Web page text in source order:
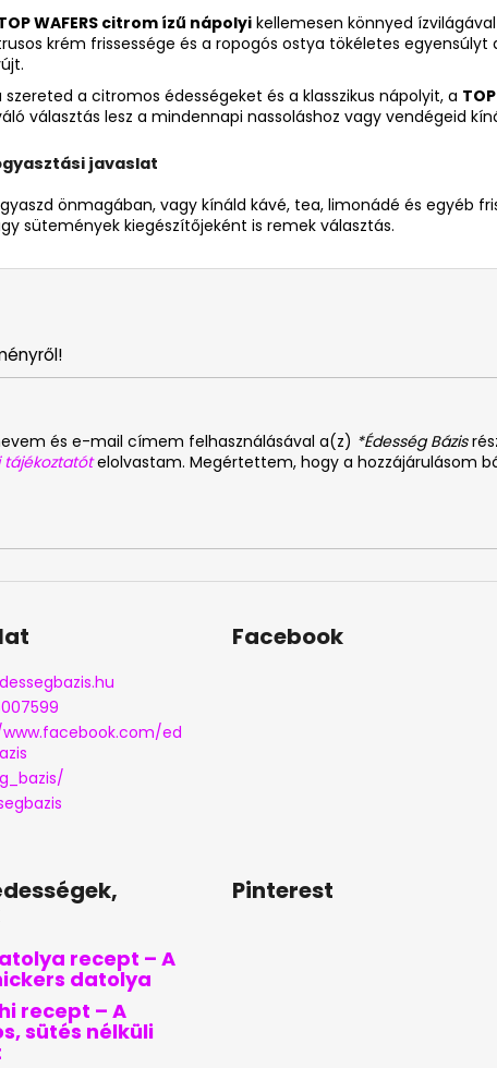
WAFERS citrom ízű nápolyikellemesen könnyed
krém frissessége és a ropogós ostya tökéletes
szereted a citromos édességeket és a klasszikus nápolyit, a
választás lesz a mindennapi nassoláshoz vagy vendégeid
javaslat
önmagában, vagy kínáld kávé, tea, limonádé és egyéb
sütemények kiegészítőjeként is remek választás.
és e-mail címem felhasználásával a(z) *Édesség Bázis
tájékoztatót elolvastam. Megértettem, hogy a hozzájárulásom
ed
Facebook
recept – A
datolya
recept – A
sütés nélküli
Pinterest